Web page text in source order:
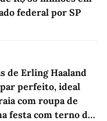
federal por SP
de Erling Haaland
perfeito, ideal
com roupa de
festa com terno de